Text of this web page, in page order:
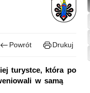
Powrót Drukuj
turystce, która po
w samą